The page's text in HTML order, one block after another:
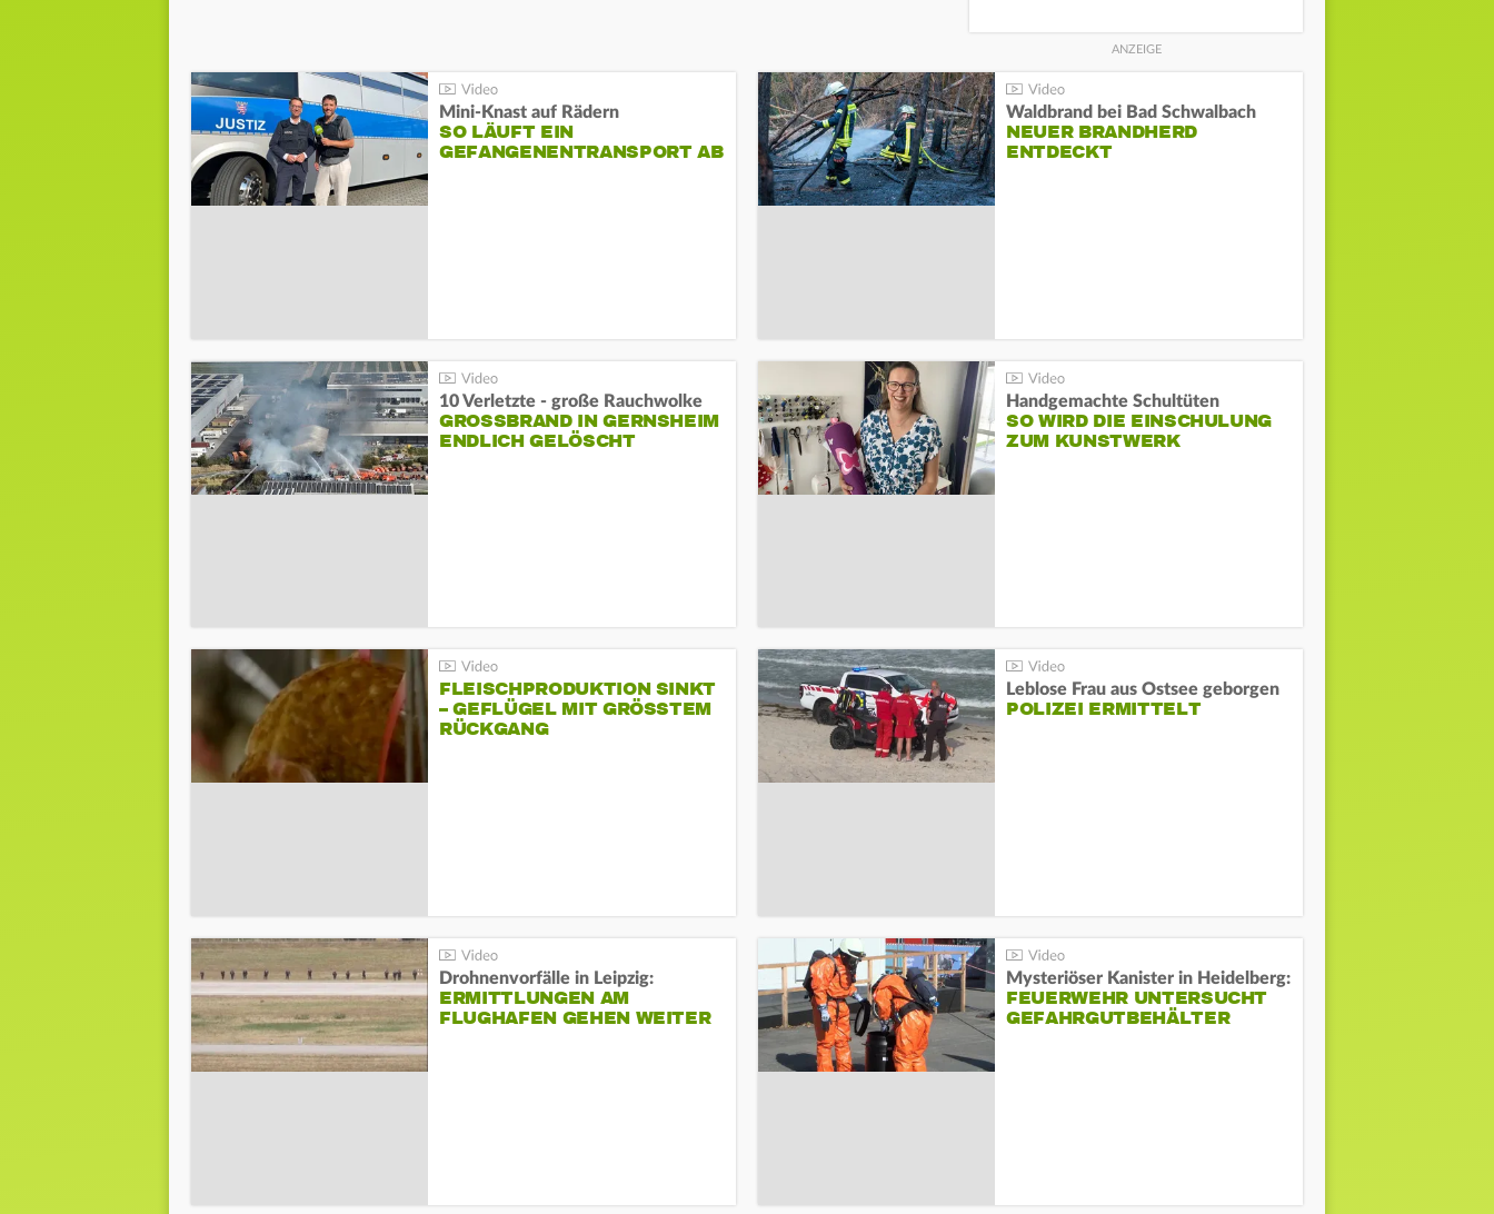
Mini-Knast auf Rädern
SO LÄUFT EIN
GEFANGENENTRANSPORT AB
Waldbrand bei Bad Schwalbach
NEUER BRANDHERD
ENTDECKT
10 Verletzte - große Rauchwolke
GROSSBRAND IN GERNSHEIM E
NDLICH GELÖSCHT
Handgemachte Schultüten
SO WIRD DIE EINSCHULUNG
ZUM KUNSTWERK
FLEISCHPRODUKTION SINKT
– GEFLÜGEL MIT GRÖSSTEM R
ÜCKGANG
Leblose Frau aus Ostsee geborgen
POLIZEI ERMITTELT
Drohnenvorfälle in Leipzig:
ERMITTLUNGEN AM
FLUGHAFEN GEHEN WEITER
Mysteriöser Kanister in Heidelberg:
FEUERWEHR UNTERSUCHT
GEFAHRGUTBEHÄLTER